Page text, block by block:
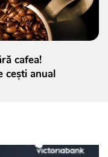
cafea!
cești anual